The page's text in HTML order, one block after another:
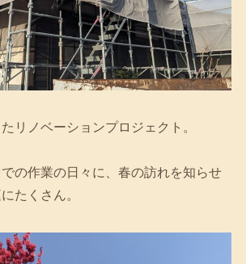
リノベーションプロジェクト。
の作業の日々に、春の訪れを知らせ
たくさん。